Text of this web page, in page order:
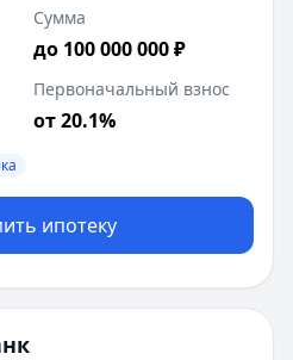
Сумма
до 100 000 000 ₽
Первоначальный взнос
от 20.1%
ипотеку